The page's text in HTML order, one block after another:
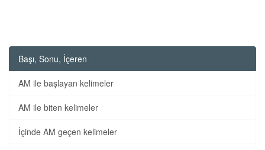
Başı, Sonu, İçeren
AM ile başlayan kelimeler
AM ile biten kelimeler
İçinde AM geçen kelimeler